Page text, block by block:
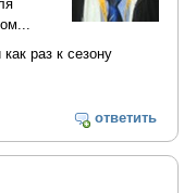
раз к сезону
ответить